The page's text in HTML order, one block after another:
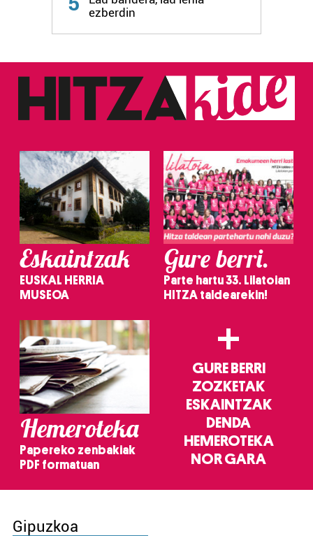
ezberdin
Eskaintzak
EUSKAL HERRIA
MUSEOA
Gure berri.
Parte hartu 33. Lilatoian
HITZA taldearekin!
Hemeroteka
Papereko zenbakiak
PDF formatuan
+
GURE BERRI
ZOZKETAK
ESKAINTZAK
DENDA
HEMEROTEKA
NOR GARA
Gipuzkoa